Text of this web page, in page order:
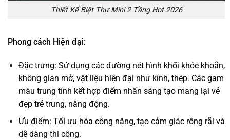
Thiết Kế Biệt Thự Mini 2 Tầng Hot 2026
Phong cách Hiện đại:
Đặc trưng: Sử dụng các đường nét hình khối khỏe khoắn,
không gian mở, vật liệu hiện đại như kính, thép. Các gam
màu trung tính kết hợp điểm nhấn sáng tạo mang lại vẻ
đẹp trẻ trung, năng động.
Ưu điểm: Tối ưu hóa công năng, tạo cảm giác rộng rãi và
dễ dàng thi công.